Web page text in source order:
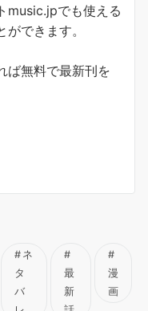
music.jpでも使える
できます。
ば無料で最新刊を
ネ
タ
バ
最
新
漫
画